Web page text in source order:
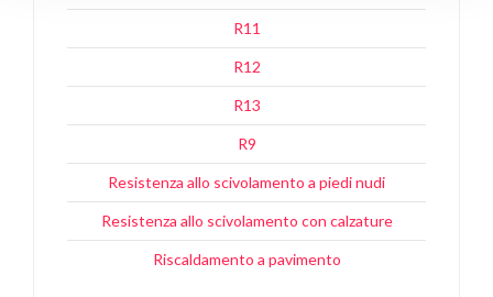
R11
R12
R13
R9
Resistenza allo scivolamento a piedi nudi
Resistenza allo scivolamento con calzature
Riscaldamento a pavimento